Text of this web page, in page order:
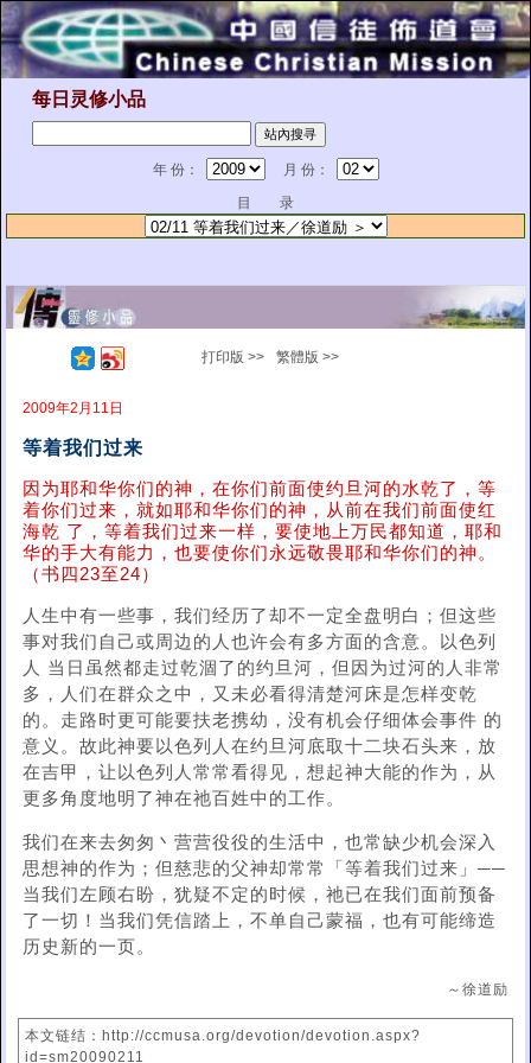
每日灵修小品
年 份：
月 份：
目 录
打印版 >> 繁體版 >>
2009年2月11日
等着我们过来
因为耶和华你们的神，在你们前面使约旦河的水乾了，等
着你们过来，就如耶和华你们的神，从前在我们前面使红
海乾 了，等着我们过来一样，要使地上万民都知道，耶和
华的手大有能力，也要使你们永远敬畏耶和华你们的神。
（书四23至24）
人生中有一些事，我们经历了却不一定全盘明白；但这些
事对我们自己或周边的人也许会有多方面的含意。以色列
人 当日虽然都走过乾涸了的约旦河，但因为过河的人非常
多，人们在群众之中，又未必看得清楚河床是怎样变乾
的。走路时更可能要扶老携幼，没有机会仔细体会事件 的
意义。故此神要以色列人在约旦河底取十二块石头来，放
在吉甲，让以色列人常常看得见，想起神大能的作为，从
更多角度地明了神在祂百姓中的工作。
我们在来去匆匆丶营营役役的生活中，也常缺少机会深入
思想神的作为；但慈悲的父神却常常「等着我们过来」──
当我们左顾右盼，犹疑不定的时候，祂已在我们面前预备
了一切！当我们凭信踏上，不单自己蒙福，也有可能缔造
历史新的一页。
～徐道励
本文链结：http://ccmusa.org/devotion/devotion.aspx?
id=sm20090211